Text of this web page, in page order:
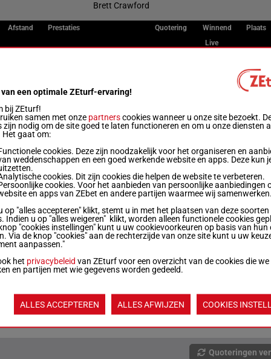
Brett Crawford
Afstand Prestaties Quotering Winnend
Plaats
Live
1600m
1600m
1600m 3a 1a 1a 3a (24) 0a
1600m 0a 0a (24) 0a 3a 0a
1600m 0a 0a 0a 0a 0a
Quoteringen
een optimale ZEturf-ervaring!
bij ZEturf!
samen met onze partnerscookies wanneer u onze site bezoekt.
zijn nodig om de site goed te laten functioneren en om u onze diensten
Het gaat om:
cookies. Deze zijn noodzakelijk voor het organiseren en
weddenschappen en een goed werkende website en apps. Deze kun
cookies. Dit zijn cookies die helpen de website te verbeteren.
cookies. Voor het aanbieden van persoonlijke aanbiedingen
en apps van ZEbet en andere partijen waarmee wij
op "alles accepteren" klikt, stemt u in met het plaatsen van deze soorten
Indien u op "alles weigeren" klikt, worden alleen functionele cookies
"cookies instellingen" kunt u uw cookievoorkeuren op basis van hun
Via de knop "cookies" aan de rechterzijde van onze site kunt u uw
aanpassen."
het privacybeleid van ZEturf voor een overzicht van de cookies die we
en partijen met wie gegevens worden gedeeld.
ALLES ACCEPTEREN ALLES AFWIJZEN COOKIES